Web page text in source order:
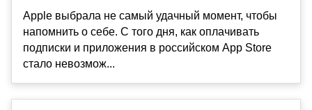
Apple выбрала не самый удачный момент, чтобы
напомнить о себе. С того дня, как оплачивать
подписки и приложения в российском App Store
стало невозмож...